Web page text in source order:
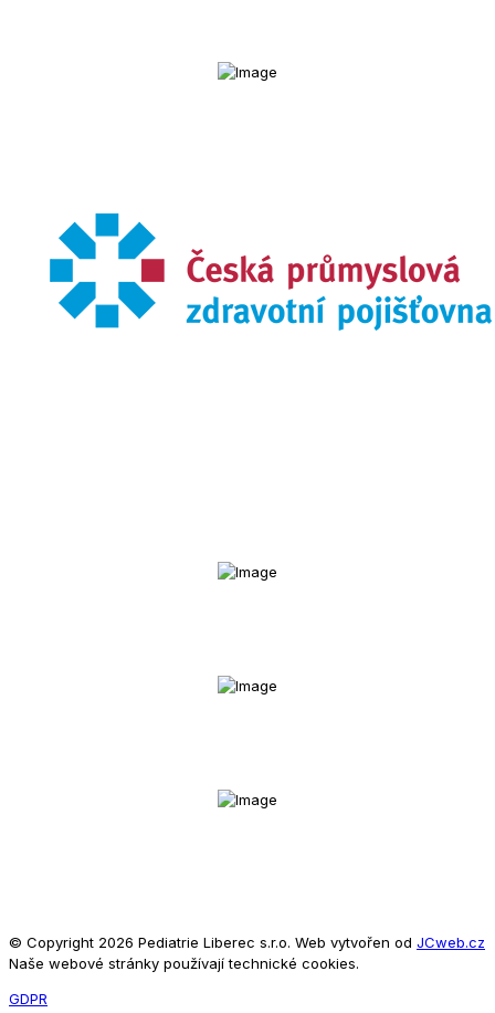
© Copyright 2026 Pediatrie Liberec s.r.o. Web vytvořen od JCweb.cz
Naše webové stránky používají technické cookies.
GDPR